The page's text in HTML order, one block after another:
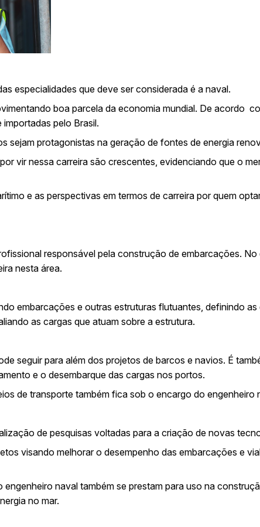
especialidades que deve ser considerada é a naval.
boa parcela da economia mundial. De acordo
pelo Brasil.
sejam protagonistas na geração de fontes de energia
vir nessa carreira são crescentes, evidenciando que o
e as perspectivas em termos de carreira por quem
responsável pela construção de embarcações.
nesta área.
embarcações e outras estruturas flutuantes, definindo
as cargas que atuam sobre a estrutura.
seguir para além dos projetos de barcos e navios. É
e o desembarque das cargas nos portos.
de transporte também fica sob o encargo do engenheiro
de pesquisas voltadas para a criação de novas
visando melhorar o desempenho das embarcações e
naval também se prestam para uso na
no mar.